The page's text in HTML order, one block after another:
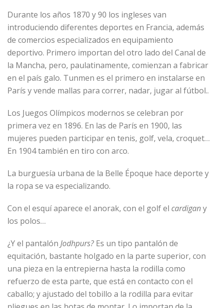
Durante los años 1870 y 90 los ingleses van
introduciendo diferentes deportes en Francia, además
de comercios especializados en equipamiento
deportivo. Primero importan del otro lado del Canal de
la Mancha, pero, paulatinamente, comienzan a fabricar
en el país galo. Tunmen es el primero en instalarse en
París y vende mallas para correr, nadar, jugar al fútbol..
Los Juegos Olímpicos modernos se celebran por
primera vez en 1896. En las de París en 1900, las
mujeres pueden participar en tenis, golf, vela, croquet…
En 1904 también en tiro con arco.
La burguesía urbana de la Belle Époque hace deporte y
la ropa se va especializando.
Con el esquí aparece el anorak, con el golf el cardigany
los polos…
¿Y el pantalón Jodhpurs?Es un tipo pantalón de
equitación, bastante holgado en la parte superior, con
una pieza en la entrepierna hasta la rodilla como
refuerzo de esta parte, que está en contacto con el
caballo; y ajustado del tobillo a la rodilla para evitar